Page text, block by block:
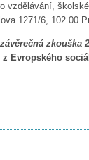
vzdělávání,
1271/6, 102 00
zkouška
Evropského